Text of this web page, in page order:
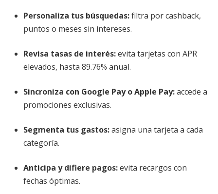
Personaliza tus búsquedas:filtra por cashback,
puntos o meses sin intereses.
Revisa tasas de interés:evita tarjetas con APR
elevados, hasta 89.76% anual.
Sincroniza con Google Pay o Apple Pay:accede a
promociones exclusivas.
Segmenta tus gastos:asigna una tarjeta a cada
categoría.
Anticipa y difiere pagos:evita recargos con
fechas óptimas.